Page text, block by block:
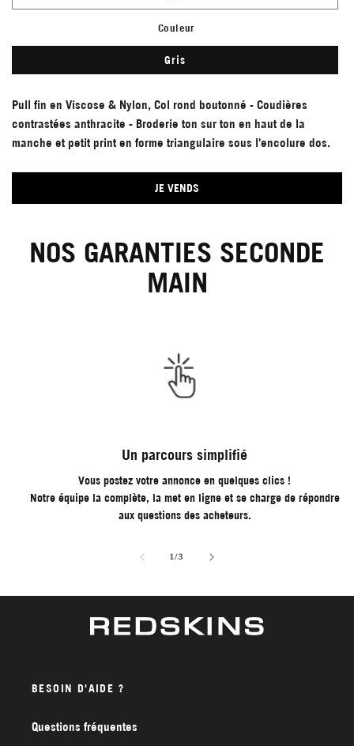
Couleur
Gris
Pull fin en Viscose & Nylon, Col rond boutonné - Coudières
contrastées anthracite - Broderie ton sur ton en haut de la
manche et petit print en forme triangulaire sous l'encolure dos.
JE VENDS
NOS GARANTIES SECONDE
MAIN
Un parcours simplifié
Vous postez votre annonce en quelques clics !
Notre équipe la complète, la met en ligne et se charge de répondre
aux questions des acheteurs.
1/de
3
BESOIN D'AIDE ?
Questions fréquentes